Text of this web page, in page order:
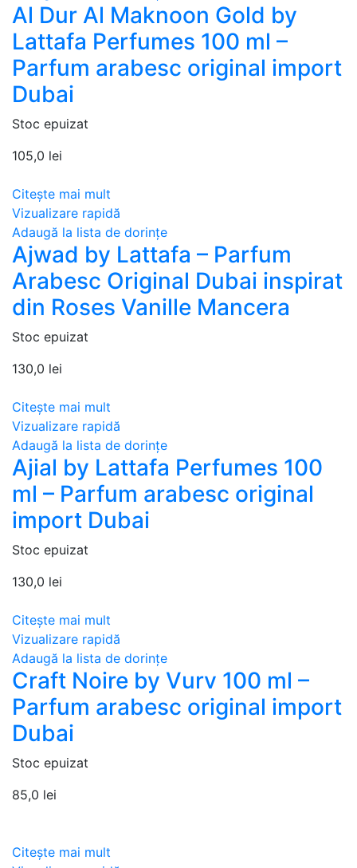
Al Dur Al Maknoon Gold by
Lattafa Perfumes 100 ml –
Parfum arabesc original import
Dubai
Stoc epuizat
105,0 lei
Citește mai mult
Vizualizare rapidă
Adaugă la lista de dorințe
Ajwad by Lattafa – Parfum
Arabesc Original Dubai inspirat
din Roses Vanille Mancera
Stoc epuizat
130,0 lei
Citește mai mult
Vizualizare rapidă
Adaugă la lista de dorințe
Ajial by Lattafa Perfumes 100
ml – Parfum arabesc original
import Dubai
Stoc epuizat
130,0 lei
Citește mai mult
Vizualizare rapidă
Adaugă la lista de dorințe
Craft Noire by Vurv 100 ml –
Parfum arabesc original import
Dubai
Stoc epuizat
85,0 lei
Citește mai mult